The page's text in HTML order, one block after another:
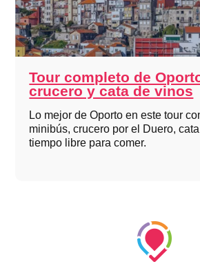
Tour completo de
crucero y cata de vinos
Lo mejor de Oporto en este tour
minibús, crucero por el Duero,
tiempo libre para comer.